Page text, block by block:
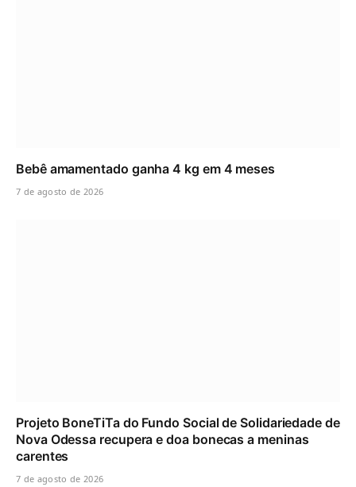
Bebê amamentado ganha 4 kg em 4 meses
7 de agosto de 2026
Projeto BoneTiTa do Fundo Social de Solidariedade de
Nova Odessa recupera e doa bonecas a meninas
carentes
7 de agosto de 2026